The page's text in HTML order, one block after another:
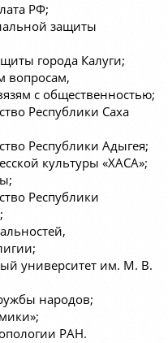
РФ;
защиты
города Калуги;
вопросам,
с общественностью;
Республики Саха
Республики Адыгея;
культуры «ХАСА»;
Республики
университет им. М. В.
народов;
РАН.